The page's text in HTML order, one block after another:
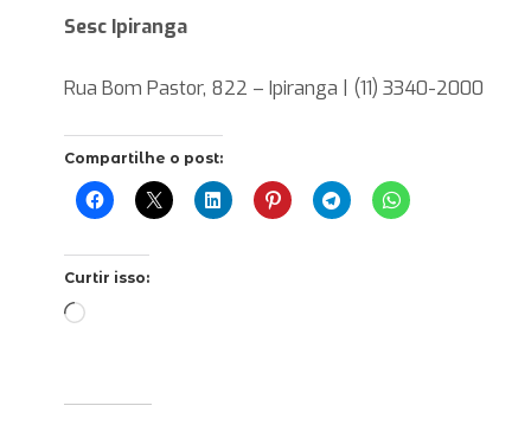
Sesc Ipiranga
Rua Bom Pastor, 822 – Ipiranga | (11) 3340-2000
Compartilhe o post:
Curtir isso:
Carregando...